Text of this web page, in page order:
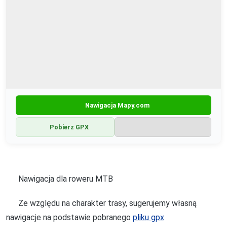
Nawigacja Mapy.com
Pobierz GPX
Nawigacja dla roweru MTB
Ze względu na charakter trasy, sugerujemy własną
nawigacje na podstawie pobranego pliku gpx